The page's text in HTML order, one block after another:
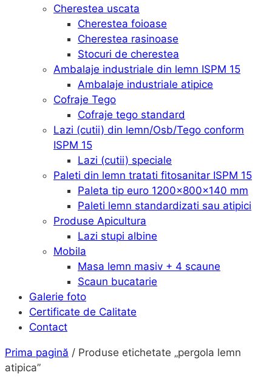
Cherestea uscata
Cherestea foioase
Cherestea rasinoase
Stocuri de cherestea
Ambalaje industriale din lemn ISPM 15
Ambalaje industriale atipice
Cofraje Tego
Cofraje tego standard
Lazi (cutii) din lemn/Osb/Tego conform
ISPM 15
Lazi (cutii) speciale
Paleti din lemn tratati fitosanitar ISPM 15
Paleta tip euro 1200x800x140 mm
Paleti lemn standardizati sau atipici
Produse Apicultura
Lazi stupi albine
Mobila
Masa lemn masiv + 4 scaune
Scaun bucatarie
Galerie foto
Certificate de Calitate
Contact
Prima pagină / Produse etichetate „pergola lemn
atipica”